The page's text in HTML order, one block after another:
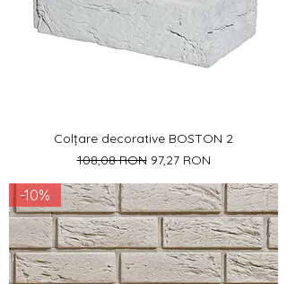
Colțare decorative BOSTON 2
Preț normal
108,08 RON Preț redus
97,27 RON
-10%